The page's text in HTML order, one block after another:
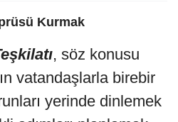
Kurmak
, söz konusu
vatandaşlarla birebir
yerinde dinlemek